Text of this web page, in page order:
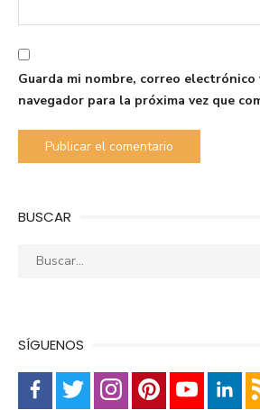
Guarda mi nombre, correo electrónico
navegador para la próxima vez que
BUSCAR
Buscar:
SÍGUENOS